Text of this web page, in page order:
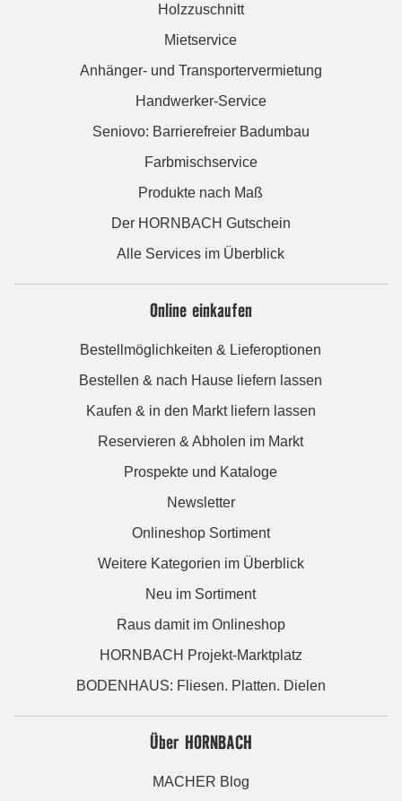
Holzzuschnitt
Mietservice
Anhänger- und Transportervermietung
Handwerker-Service
Seniovo: Barrierefreier Badumbau
Farbmischservice
Produkte nach Maß
Der HORNBACH Gutschein
Alle Services im Überblick
Online einkaufen
Bestellmöglichkeiten & Lieferoptionen
Bestellen & nach Hause liefern lassen
Kaufen & in den Markt liefern lassen
Reservieren & Abholen im Markt
Prospekte und Kataloge
Newsletter
Onlineshop Sortiment
Weitere Kategorien im Überblick
Neu im Sortiment
Raus damit im Onlineshop
HORNBACH Projekt-Marktplatz
BODENHAUS: Fliesen. Platten. Dielen
Über HORNBACH
MACHER Blog